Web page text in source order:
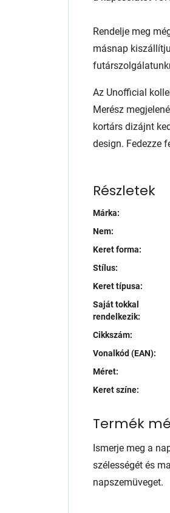
Rendelje meg
másnap
Az Unofficial
Merész
kortárs dizájnt
design. Fedezze
Részletek
Márka:
Nem:
Keret forma:
Stílus:
Keret típusa:
Saját tokkal
rendelkezik:
Cikkszám:
Vonalkód (EAN):
Méret:
Keret színe:
Termék
Ismerje meg a
szélességét és
napszemüveget.